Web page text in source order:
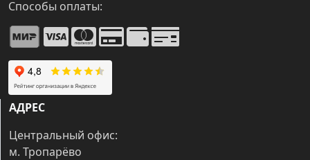
Способы оплаты:
АДРЕС
Центральный офис:
м. Тропарёво